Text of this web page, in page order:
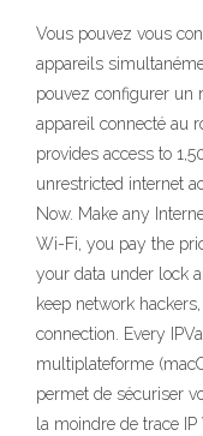
Vous pouvez vous
appareils
pouvez configurer un
appareil connecté au
provides access to
unrestricted internet
Now. Make any
Wi-Fi, you pay the
your data under lock
keep network
connection. Every
multiplateforme
permet de sécuriser
la moindre de trace